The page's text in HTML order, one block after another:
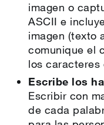
imagen o
ASCII e
imagen (texto
comunique el
los caracteres
Escribe los
Escribir con
de cada